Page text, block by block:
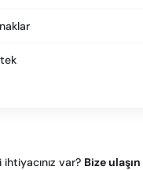
var? Bize ulaşın